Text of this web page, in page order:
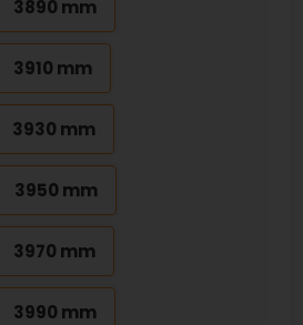
3890 mm
3910 mm
3930 mm
3950 mm
3970 mm
3990 mm